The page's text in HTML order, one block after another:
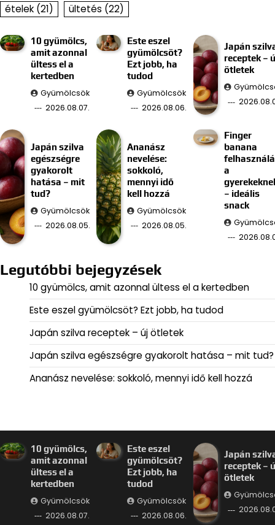
ételek (21) ültetés (22)
10 gyümölcs,
amit azonnal
ültess el a
kertedben
Gyümölcsök
2026.08.07.
Este eszel
gyümölcsöt?
Ezt jobb, ha
tudod
Gyümölcsök
2026.08.06.
Japán
receptek –
ötletek
Japán szilva
egészségre
gyakorolt
hatása – mit
tud?
Gyümölcsök
2026.08.05.
Ananász
nevelése:
sokkoló,
mennyi idő
kell hozzá
Gyümölcsök
2026.08.05.
Finger
banana
a
– ideális
snack
Legutóbbi bejegyzések
10 gyümölcs, amit azonnal ültess el a kertedben
Este eszel gyümölcsöt? Ezt jobb, ha tudod
Japán szilva receptek – új ötletek
Japán szilva egészségre gyakorolt hatása – mit tud?
Ananász nevelése: sokkoló, mennyi idő kell hozzá
10 gyümölcs,
amit azonnal
ültess el a
kertedben
Gyümölcsök
2026.08.07.
Este eszel
gyümölcsöt?
Ezt jobb, ha
tudod
Gyümölcsök
2026.08.06.
Japán
receptek –
ötletek